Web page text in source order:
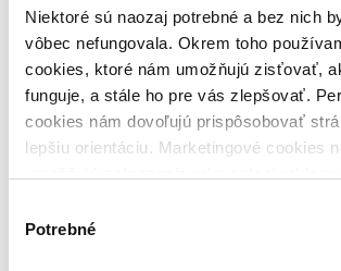
Niektoré sú naozaj potrebné a bez nich
vôbec nefungovala. Okrem toho
cookies, ktoré nám umožňujú zisťovať,
funguje, a stále ho pre vás zlepšovať.
cookies nám dovoľujú prispôsobovať
lepšiu orientáciu. Marketingové cookies
keby sme mohli používať všetky tieto
súhlasu
Potrebné